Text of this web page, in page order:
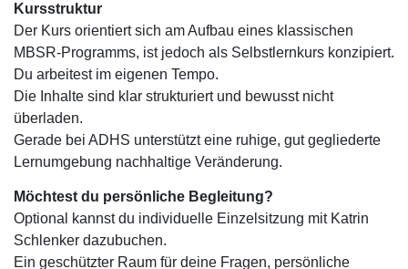
Kursstruktur
Der Kurs orientiert sich am Aufbau eines klassischen
MBSR-Programms, ist jedoch als Selbstlernkurs konzipiert.
Du arbeitest im eigenen Tempo.
Die Inhalte sind klar strukturiert und bewusst nicht
überladen.
Gerade bei ADHS unterstützt eine ruhige, gut gegliederte
Lernumgebung nachhaltige Veränderung.
Möchtest du persönliche Begleitung?
Optional kannst du individuelle Einzelsitzung mit Katrin
Schlenker dazubuchen.
Ein geschützter Raum für deine Fragen, persönliche